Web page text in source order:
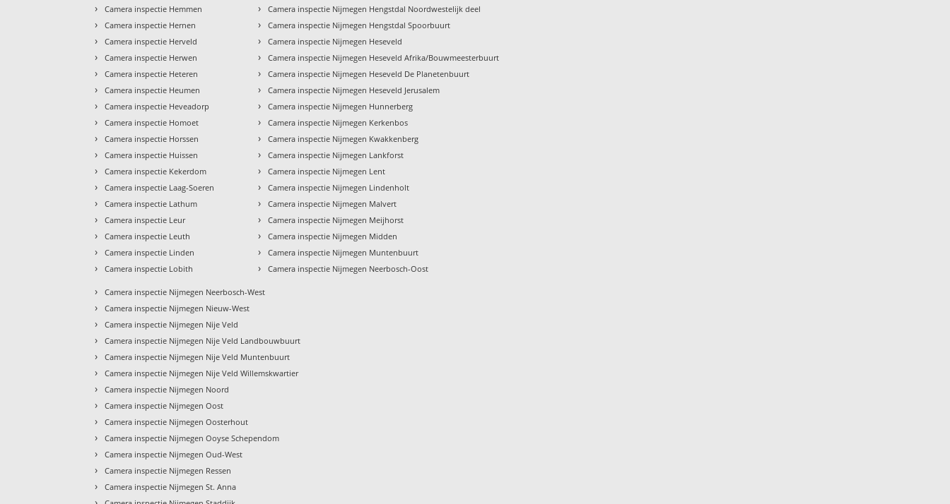
› Camera inspectie Hemmen
› Camera inspectie Hernen
› Camera inspectie Herveld
› Camera inspectie Herwen
› Camera inspectie Heteren
› Camera inspectie Heumen
› Camera inspectie Heveadorp
› Camera inspectie Homoet
› Camera inspectie Horssen
› Camera inspectie Huissen
› Camera inspectie Kekerdom
› Camera inspectie Laag-Soeren
› Camera inspectie Lathum
› Camera inspectie Leur
› Camera inspectie Leuth
› Camera inspectie Linden
› Camera inspectie Lobith
› Camera inspectie Nijmegen Hengstdal Noordwestelijk deel
› Camera inspectie Nijmegen Hengstdal Spoorbuurt
› Camera inspectie Nijmegen Heseveld
› Camera inspectie Nijmegen Heseveld Afrika/Bouwmeesterbuurt
› Camera inspectie Nijmegen Heseveld De Planetenbuurt
› Camera inspectie Nijmegen Heseveld Jerusalem
› Camera inspectie Nijmegen Hunnerberg
› Camera inspectie Nijmegen Kerkenbos
› Camera inspectie Nijmegen Kwakkenberg
› Camera inspectie Nijmegen Lankforst
› Camera inspectie Nijmegen Lent
› Camera inspectie Nijmegen Lindenholt
› Camera inspectie Nijmegen Malvert
› Camera inspectie Nijmegen Meijhorst
› Camera inspectie Nijmegen Midden
› Camera inspectie Nijmegen Muntenbuurt
› Camera inspectie Nijmegen Neerbosch-Oost
› Camera inspectie Nijmegen Neerbosch-West
› Camera inspectie Nijmegen Nieuw-West
› Camera inspectie Nijmegen Nije Veld
› Camera inspectie Nijmegen Nije Veld Landbouwbuurt
› Camera inspectie Nijmegen Nije Veld Muntenbuurt
› Camera inspectie Nijmegen Nije Veld Willemskwartier
› Camera inspectie Nijmegen Noord
› Camera inspectie Nijmegen Oost
› Camera inspectie Nijmegen Oosterhout
› Camera inspectie Nijmegen Ooyse Schependom
› Camera inspectie Nijmegen Oud-West
› Camera inspectie Nijmegen Ressen
› Camera inspectie Nijmegen St. Anna